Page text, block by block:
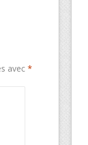
avec *